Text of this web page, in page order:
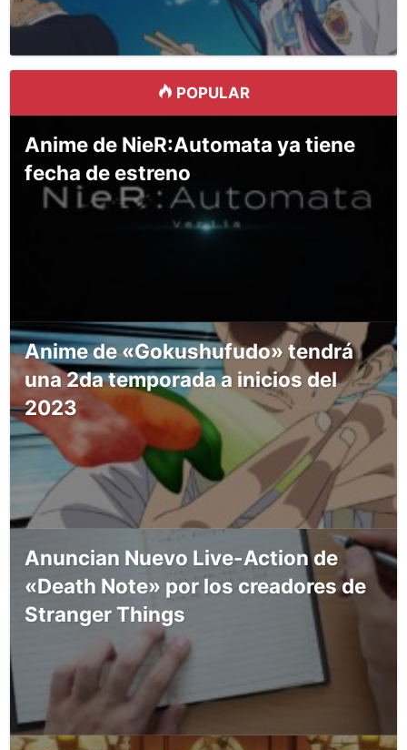
POPULAR
Anime de NieR:Automata ya tiene
fecha de estreno
Anime de «Gokushufudo» tendrá
una 2da temporada a inicios del
2023
Anuncian Nuevo Live-Action de
«Death Note» por los creadores de
Stranger Things